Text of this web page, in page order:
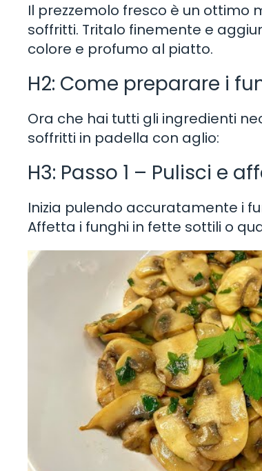
Il prezzemolo fresco è un ottimo
soffritti. Tritalo finemente e
colore e profumo al piatto.
H2: Come preparare i
Ora che hai tutti gli ingredienti
soffritti in padella con aglio:
H3: Passo 1 – Pulisci e
Inizia pulendo accuratamente i
Affetta i funghi in fette sottili o